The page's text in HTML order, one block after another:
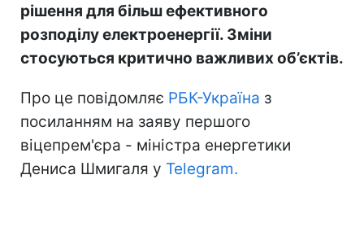
рішення для більш ефективного
розподілу електроенергії. Зміни
стосуються критично важливих об’єктів.
Про це повідомляє РБК-Україна з
посиланням на заяву першого
віцепрем'єра - міністра енергетики
Дениса Шмигаля у Telegram.